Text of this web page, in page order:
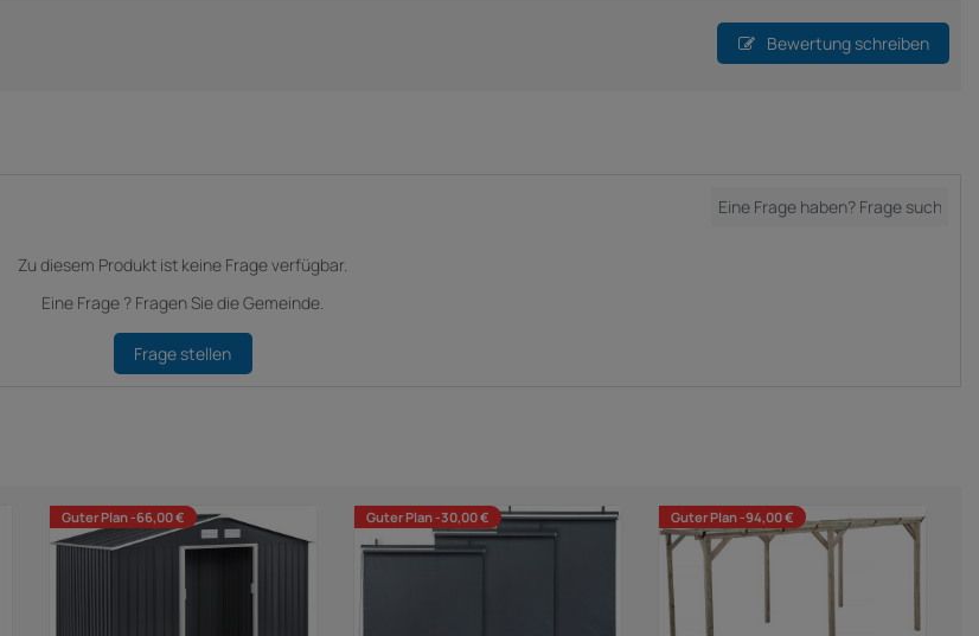
Bewertung schreiben
Zu diesem Produkt ist keine Frage verfügbar.
Eine Frage ? Fragen Sie die Gemeinde.
Frage stellen
Guter Plan -66,00 € Guter Plan -30,00 € Guter Plan -94,00 €